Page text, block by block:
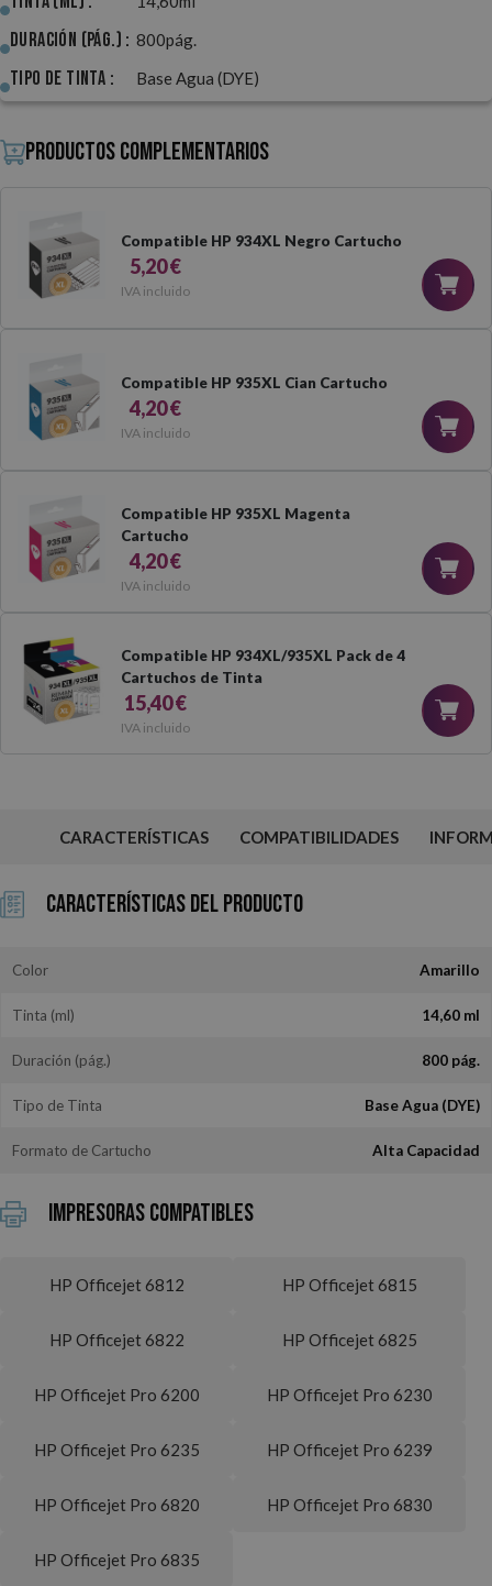
Duración (pág.) : 800pág.
Tipo de Tinta : Base Agua (DYE)
Productos complementarios
Compatible HP 934XL Negro Cartucho
5,20 €
IVA incluido
Compatible HP 935XL Cian Cartucho
4,20 €
IVA incluido
Compatible HP 935XL Magenta
Cartucho
4,20 €
IVA incluido
Compatible HP 934XL/935XL Pack de 4
Cartuchos de Tinta
15,40 €
IVA incluido
CARACTERÍSTICAS COMPATIBILIDADES
Características del Producto
Color Amarillo
Tinta (ml) 14,60 ml
Duración (pág.) 800 pág.
Tipo de Tinta Base Agua (DYE)
Formato de Cartucho Alta Capacidad
Impresoras Compatibles
HP Officejet 6812 HP Officejet 6815
HP Officejet 6822 HP Officejet 6825
HP Officejet Pro 6200 HP Officejet Pro 6230
HP Officejet Pro 6235 HP Officejet Pro 6239
HP Officejet Pro 6820 HP Officejet Pro 6830
HP Officejet Pro 6835